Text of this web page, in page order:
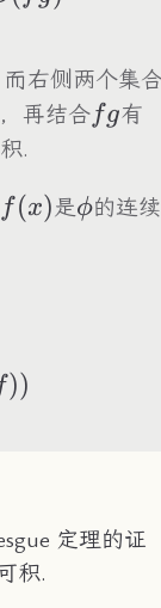
而右侧两个集
再结合fg
fg有
.
f (x)是\phi
ϕ的连续
))
定理的证
积.